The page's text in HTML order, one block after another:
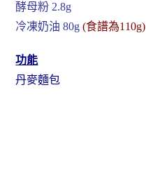
酵母粉 2.8g
冷凍奶油 80g(食譜為110g)
功能
丹麥麵包